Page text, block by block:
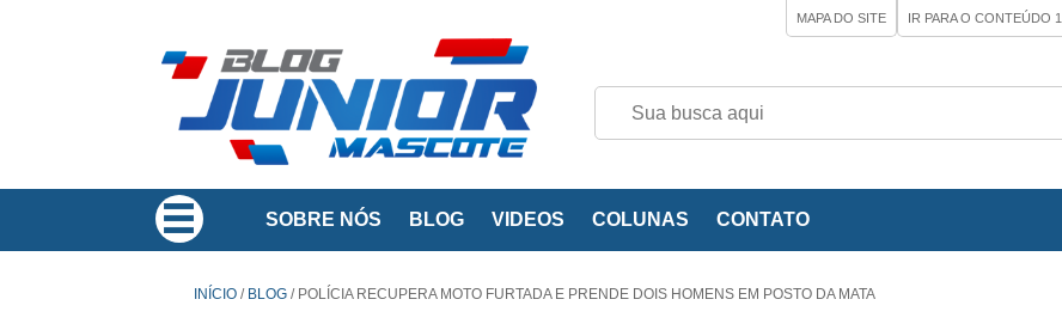
MAPA DO SITE IR PARA O CONTEÚDO 1
SOBRE NÓS BLOG VIDEOS COLUNAS CONTATO
INÍCIO / BLOG /POLÍCIA RECUPERA MOTO FURTADA E PRENDE DOIS HOMENS EM POSTO DA MATA